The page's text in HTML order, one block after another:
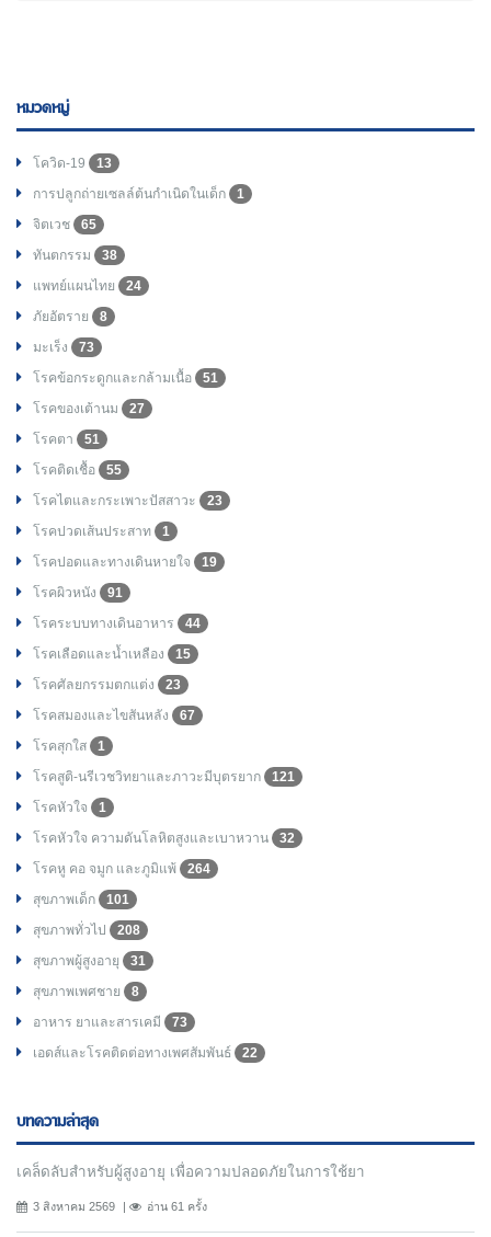
หมวดหมู่
โควิด-19
13
การปลูกถ่ายเซลล์ต้นกำเนิดในเด็ก
1
จิตเวช
65
ทันตกรรม
38
แพทย์แผนไทย
24
ภัยอัตราย
8
มะเร็ง
73
โรคข้อกระดูกและกล้ามเนื้อ
51
โรคของเต้านม
27
โรคตา
51
โรคติดเชื้อ
55
โรคไตและกระเพาะปัสสาวะ
23
โรคปวดเส้นประสาท
1
โรคปอดและทางเดินหายใจ
19
โรคผิวหนัง
91
โรคระบบทางเดินอาหาร
44
โรคเลือดและน้ำเหลือง
15
โรคศัลยกรรมตกแต่ง
23
โรคสมองและไขสันหลัง
67
โรคสุกใส
1
โรคสูติ-นรีเวชวิทยาและภาวะมีบุตรยาก
121
โรคหัวใจ
1
โรคหัวใจ ความดันโลหิตสูงและเบาหวาน
32
โรคหู คอ จมูก และภูมิแพ้
264
สุขภาพเด็ก
101
สุขภาพทั่วไป
208
สุขภาพผู้สูงอายุ
31
สุขภาพเพศชาย
8
อาหาร ยาและสารเคมี
73
เอดส์และโรคติดต่อทางเพศสัมพันธ์
22
บทความล่าสุด
เคล็ดลับสำหรับผู้สูงอายุ เพื่อความปลอดภัยในการใช้ยา
3 สิงหาคม 2569 อ่าน 61 ครั้ง